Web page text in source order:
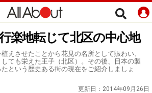
楽地転じて北区の中心地
えさせたことから花見の名所として賑わい、
ても栄えた王子（北区）。その後、日本の製
という歴史ある街の現在をご紹介しましょ
更新日： 2014年09月26日